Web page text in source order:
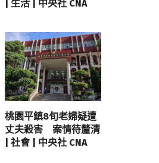
| 生活 | 中央社 CNA
桃園平鎮8旬老婦疑遭
丈夫殺害 案情待釐清
| 社會 | 中央社 CNA